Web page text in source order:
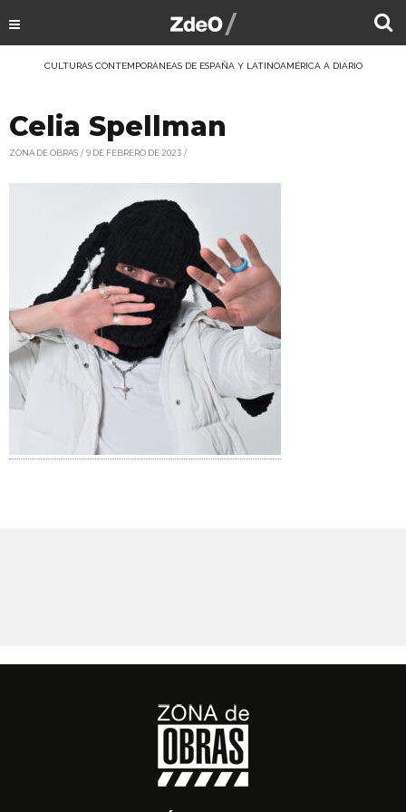
CULTURAS CONTEMPORÁNEAS DE ESPAÑA Y LATINOAMÉRICA A DIARIO
Celia Spellman
ZONA DE OBRAS 9 DE FEBRERO DE 2023